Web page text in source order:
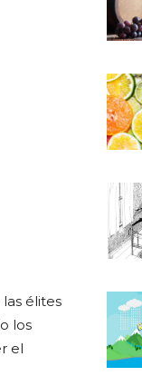
élites
los
el